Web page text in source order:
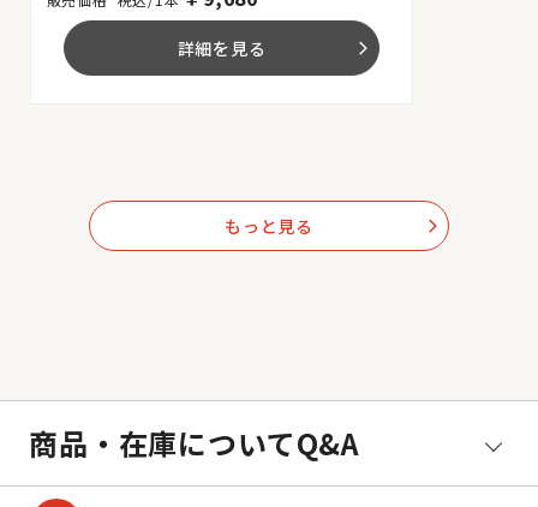
詳細を見る arrow_forward_ios
もっと見る arrow_forward_ios
商品・在庫についてQ&A